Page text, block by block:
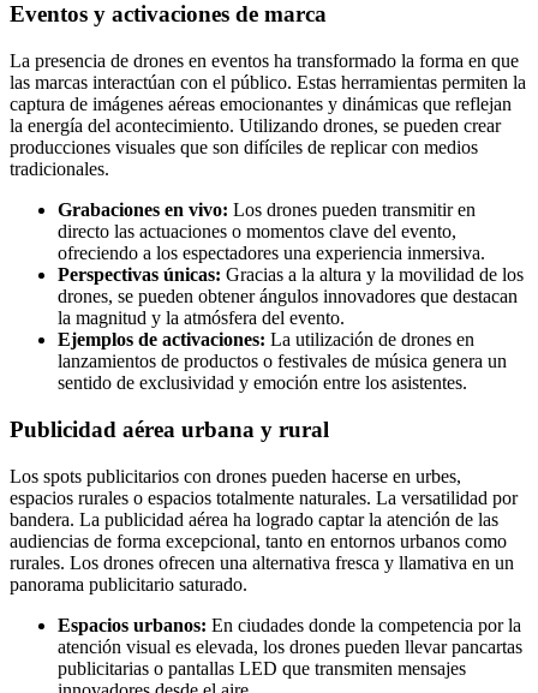
Eventos y activaciones de marca
La presencia de drones en eventos ha transformado la forma en que
las marcas interactúan con el público. Estas herramientas permiten la
captura de imágenes aéreas emocionantes y dinámicas que reflejan
la energía del acontecimiento. Utilizando drones, se pueden crear
producciones visuales que son difíciles de replicar con medios
tradicionales.
Grabaciones en vivo: Los drones pueden transmitir en
directo las actuaciones o momentos clave del evento,
ofreciendo a los espectadores una experiencia inmersiva.
Perspectivas únicas: Gracias a la altura y la movilidad de los
drones, se pueden obtener ángulos innovadores que destacan
la magnitud y la atmósfera del evento.
Ejemplos de activaciones: La utilización de drones en
lanzamientos de productos o festivales de música genera un
sentido de exclusividad y emoción entre los asistentes.
Publicidad aérea urbana y rural
Los spots publicitarios con drones pueden hacerse en urbes,
espacios rurales o espacios totalmente naturales. La versatilidad por
bandera. La publicidad aérea ha logrado captar la atención de las
audiencias de forma excepcional, tanto en entornos urbanos como
rurales. Los drones ofrecen una alternativa fresca y llamativa en un
panorama publicitario saturado.
Espacios urbanos: En ciudades donde la competencia por la
atención visual es elevada, los drones pueden llevar pancartas
publicitarias o pantallas LED que transmiten mensajes